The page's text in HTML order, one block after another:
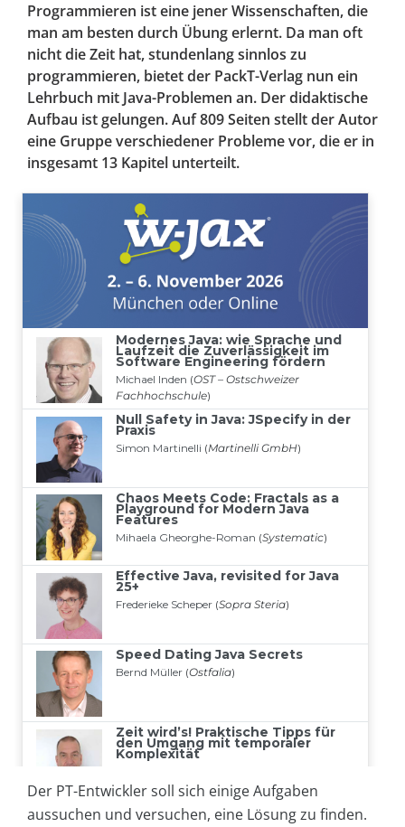
Programmieren ist eine jener Wissenschaften, die
man am besten durch Übung erlernt. Da man oft
nicht die Zeit hat, stundenlang sinnlos zu
programmieren, bietet der PackT-Verlag nun ein
Lehrbuch mit Java-Problemen an. Der didaktische
Aufbau ist gelungen. Auf 809 Seiten stellt der Autor
eine Gruppe verschiedener Probleme vor, die er in
insgesamt 13 Kapitel unterteilt.
Der PT-Entwickler soll sich einige Aufgaben
aussuchen und versuchen, eine Lösung zu finden.